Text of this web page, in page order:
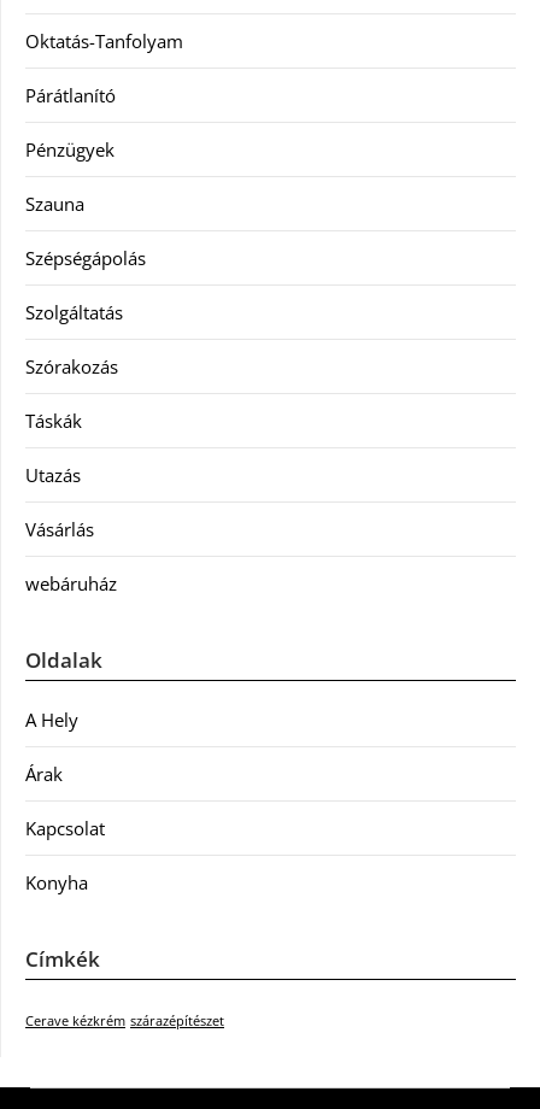
Oktatás-Tanfolyam
Párátlanító
Pénzügyek
Szauna
Szépségápolás
Szolgáltatás
Szórakozás
Táskák
Utazás
Vásárlás
webáruház
Oldalak
A Hely
Árak
Kapcsolat
Konyha
Címkék
Cerave kézkrém szárazépítészet